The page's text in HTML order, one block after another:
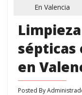
En Valencia
sépticas
en
Posted By